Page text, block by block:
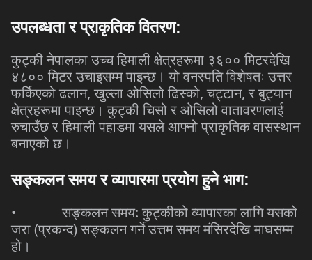
उपलब्धता र प्राकृतिक वितरण:
कुट्की नेपालका उच्च हिमाली क्षेत्रहरूमा ३६०० मिटरदेखि
४८०० मिटर उचाइसम्म पाइन्छ। यो वनस्पति विशेषतः उत्तर
फर्किएको ढलान,खुल्ला ओसिलो ढिस्को,चट्टान,र बुट्यान
क्षेत्रहरूमा पाइन्छ। कुट्की चिसो र ओसिलो वातावरणलाई
रुचाउँछ र हिमाली पहाडमा यसले आफ्नो प्राकृतिक वासस्थान
बनाएको छ।
सङ्कलन समय र व्यापारमा प्रयोग हुने भाग:
• सङ्कलन समय:कुट्कीको व्यापारका लागि यसको
जरा (प्रकन्द)सङ्कलन गर्ने उत्तम समय मंसिरदेखि माघसम्म
हो।